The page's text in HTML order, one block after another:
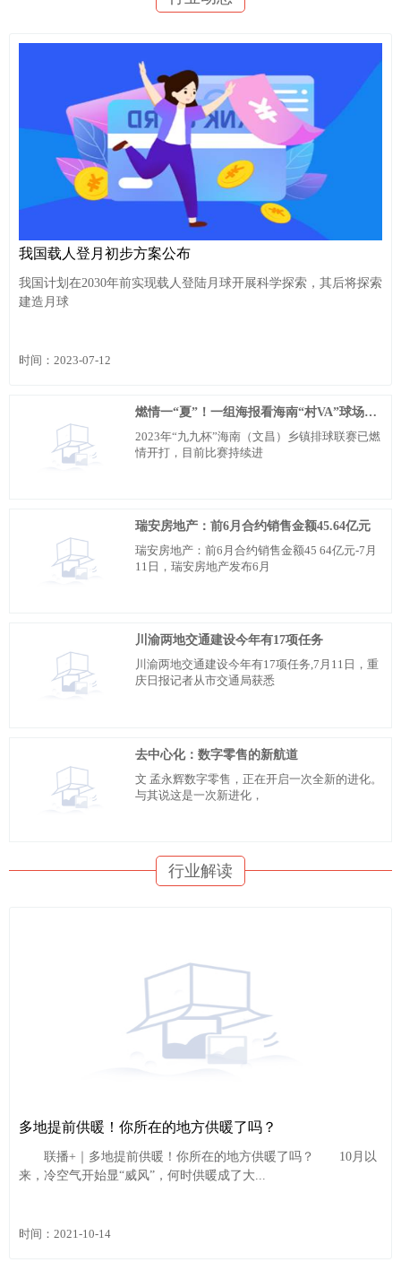
我国载人登月初步方案公布
我国计划在2030年前实现载人登陆月球开展科学探索，其后将探索
建造月球
时间：2023-07-12
燃情一“夏”！一组海报看海南“村VA”球场上的精彩瞬间
2023年“九九杯”海南（文昌）乡镇排球联赛已燃
情开打，目前比赛持续进
瑞安房地产：前6月合约销售金额45.64亿元
瑞安房地产：前6月合约销售金额45 64亿元-7月
11日，瑞安房地产发布6月
川渝两地交通建设今年有17项任务
川渝两地交通建设今年有17项任务,7月11日，重
庆日报记者从市交通局获悉
去中心化：数字零售的新航道
文 孟永辉数字零售，正在开启一次全新的进化。
与其说这是一次新进化，
行业解读
多地提前供暖！你所在的地方供暖了吗？
联播+｜多地提前供暖！你所在的地方供暖了吗？ 10月以
来，冷空气开始显“威风”，何时供暖成了大...
时间：2021-10-14